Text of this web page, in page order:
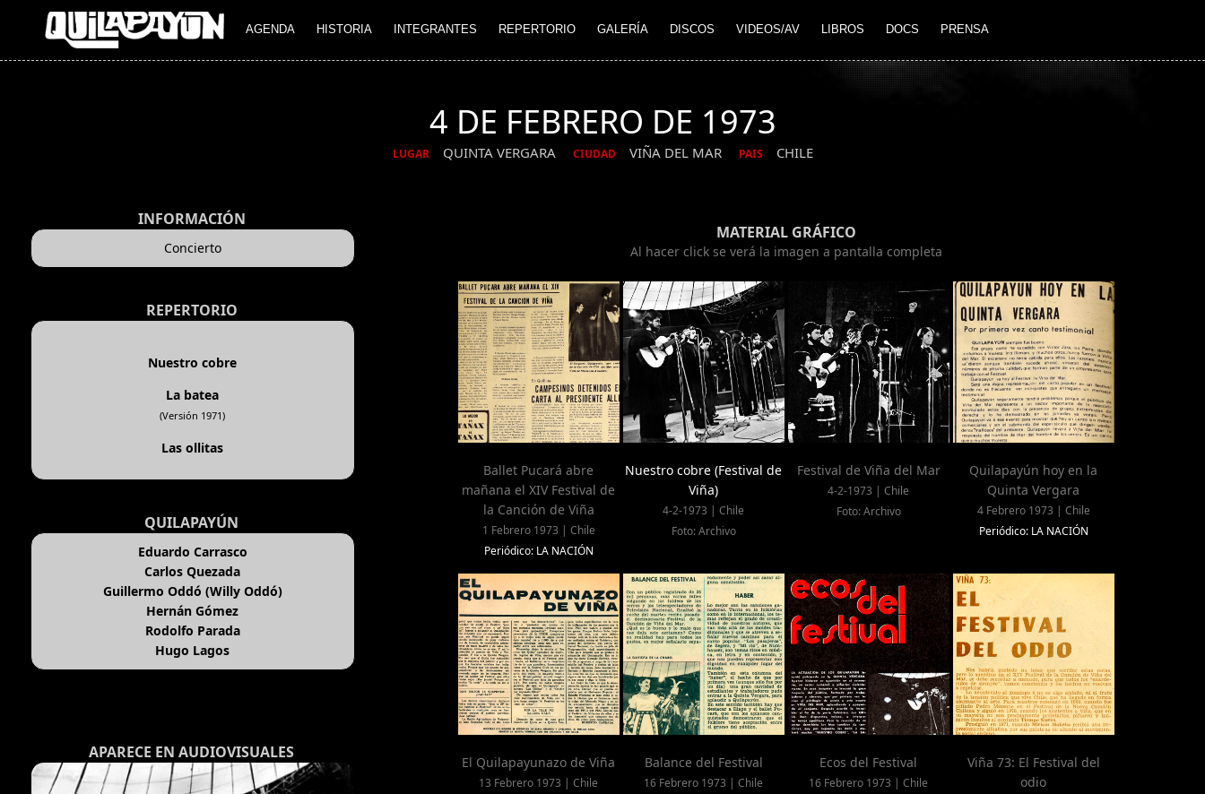
AGENDA HISTORIA INTEGRANTES REPERTORIO GALERÍA DISCOS VIDEOS/AV LIBROS DOCS PRENSA
4 DE FEBRERO DE 1973
LUGAR QUINTA VERGARA CIUDAD VIÑA DEL MAR PAIS CHILE
INFORMACIÓN
Concierto
REPERTORIO
Nuestro cobre
La batea
(Versión 1971)
Las ollitas
QUILAPAYÚN
Eduardo Carrasco
Carlos Quezada
Guillermo Oddó (Willy Oddó)
Hernán Gómez
Rodolfo Parada
Hugo Lagos
APARECE EN AUDIOVISUALES
MATERIAL GRÁFICO
Al hacer click se verá la imagen a pantalla completa
Ballet Pucará abre
mañana el XIV Festival de
la Canción de Viña
1 Febrero 1973 | Chile
Periódico: LA NACIÓN
Nuestro cobre (Festival de
Viña)
4-2-1973 | Chile
Foto: Archivo
Festival de Viña del Mar
4-2-1973 | Chile
Foto: Archivo
Quilapayún hoy en la
Quinta Vergara
4 Febrero 1973 | Chile
Periódico: LA NACIÓN
El Quilapayunazo de Viña
13 Febrero 1973 | Chile
Balance del Festival
16 Febrero 1973 | Chile
Ecos del Festival
16 Febrero 1973 | Chile
Viña 73: El Festival del
odio